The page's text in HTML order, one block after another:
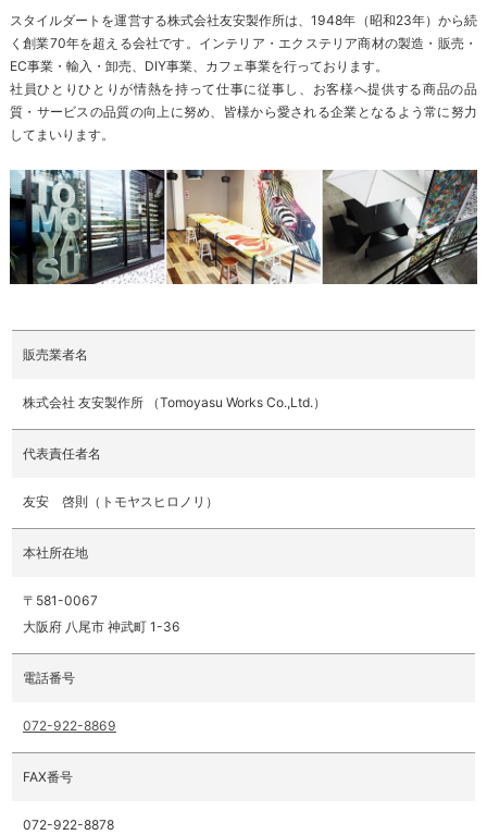
スタイルダートを運営する株式会社友安製作所は、1948年（昭和23年）から続
く創業70年を超える会社です。インテリア・エクステリア商材の製造・販売・
EC事業・輸入・卸売、DIY事業、カフェ事業を行っております。
社員ひとりひとりが情熱を持って仕事に従事し、お客様へ提供する商品の品
質・サービスの品質の向上に努め、皆様から愛される企業となるよう常に努力
してまいります。
販売業者名
株式会社 友安製作所 （Tomoyasu Works Co.,Ltd.）
代表責任者名
友安 啓則（トモヤスヒロノリ）
本社所在地
〒581-0067
大阪府 八尾市 神武町 1-36
電話番号
072-922-8869
FAX番号
072-922-8878